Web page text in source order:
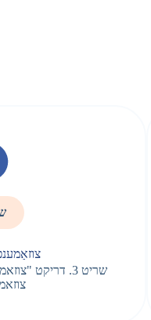
שריט 3. דריקט